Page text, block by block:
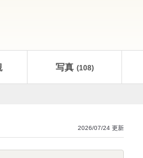
写真 (108)
2026/07/24 更新